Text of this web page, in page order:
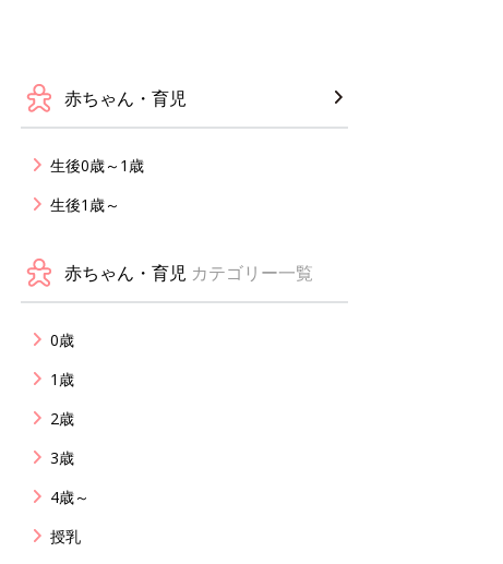
赤ちゃん・育児
生後0歳～1歳
生後1歳～
赤ちゃん・育児 カテゴリー一覧
0歳
1歳
2歳
3歳
4歳～
授乳